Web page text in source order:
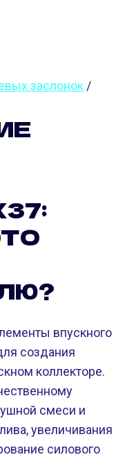
заслонок /
впускного
создания
коллекторе.
смеси и
увеличивания
силового